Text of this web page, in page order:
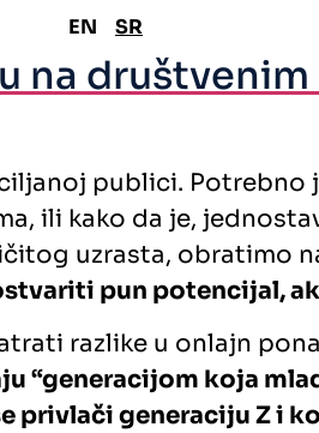
EN SR
društvenim
publici. Potrebno
ili kako da je,
uzrasta, obratimo
pun potencijal,
razlike u onlajn
“generacijom koja
privlači generaciju Z i